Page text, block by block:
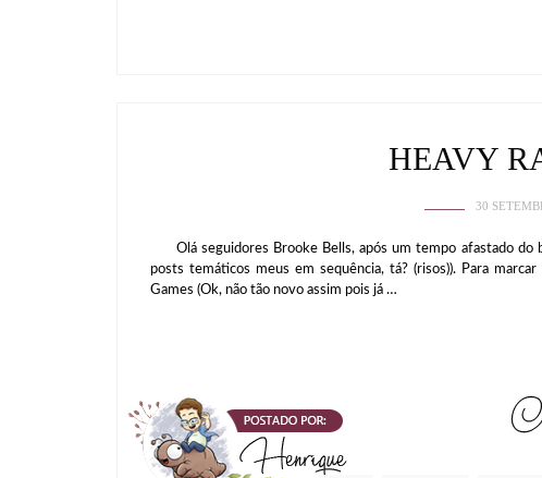
HEAVY
30
Olá seguidores Brooke Bells, após um tempo afastado do
posts temáticos meus em sequência, tá? (risos)). Para
Games (Ok, não tão novo assim pois já …